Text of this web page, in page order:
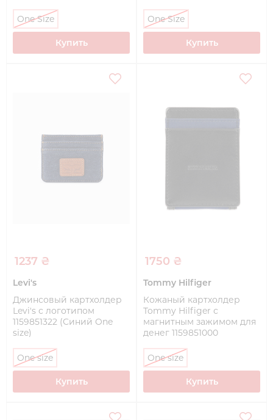
One Size
Купить
One Size
Купить
1237 ₴
Levi's
Джинсовый картхолдер
Levi's с логотипом
1159851322 (Синий One
size)
One size
Купить
1750 ₴
Tommy Hilfiger
Кожаный картхолдер
Tommy Hilfiger с
магнитным зажимом для
денег 1159851000
One size
Купить